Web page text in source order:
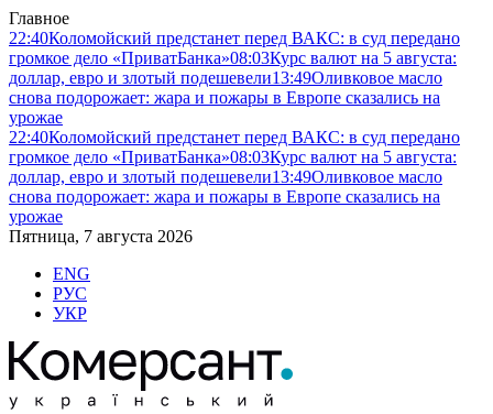
Главное
22:40Коломойский предстанет перед ВАКС: в суд передано
громкое дело «ПриватБанка»08:03Курс валют на 5 августа:
доллар, евро и злотый подешевели13:49Оливковое масло
снова подорожает: жара и пожары в Европе сказались на
урожае
22:40Коломойский предстанет перед ВАКС: в суд передано
громкое дело «ПриватБанка»08:03Курс валют на 5 августа:
доллар, евро и злотый подешевели13:49Оливковое масло
снова подорожает: жара и пожары в Европе сказались на
урожае
Пятница, 7 августа 2026
ENG
РУС
УКР